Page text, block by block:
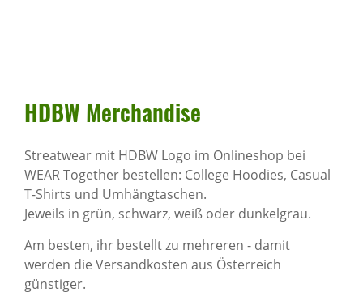
HDBW Merchan­dise
Streatwear mit HDBW Logo im Onlineshop bei
WEAR Together bestellen: College Hoodies, Casual
T-Shirts und Umhängtaschen.
Jeweils in grün, schwarz, weiß oder dunkelgrau.
Am besten, ihr bestellt zu mehreren - damit
werden die Versandkosten aus Österreich
günstiger.